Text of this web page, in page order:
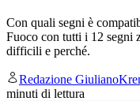
Con quali segni è
Fuoco con tutti i 12 segni
difficili e perché.
Redazione
minuti di lettura